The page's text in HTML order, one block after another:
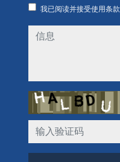
我已阅读并接受使用条款
信息
Captcha